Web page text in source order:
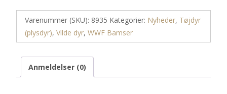
Varenummer (SKU): 8935 Kategorier: Nyheder, Tøjdyr
(plysdyr), Vilde dyr, WWF Bamser
Anmeldelser (0)